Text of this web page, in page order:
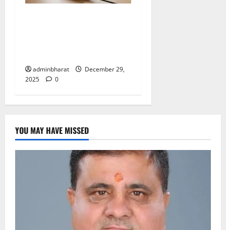
adminbharat
December 29,
2025
0
YOU MAY HAVE MISSED